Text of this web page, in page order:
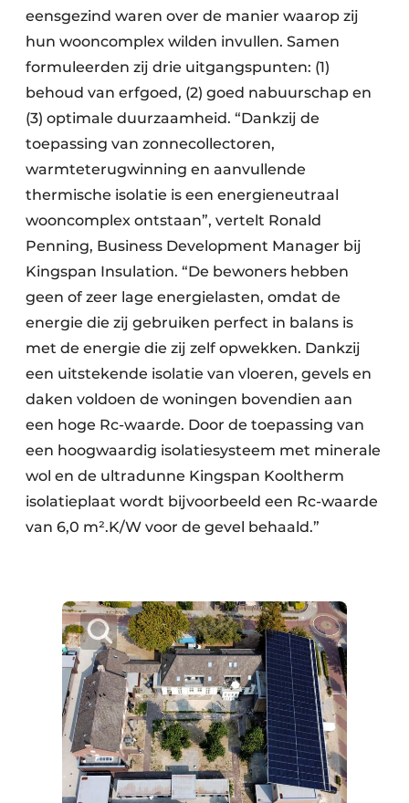
eensgezind waren over de manier waarop zij
hun wooncomplex wilden invullen. Samen
formuleerden zij drie uitgangspunten: (1)
behoud van erfgoed, (2) goed nabuurschap en
(3) optimale duurzaamheid. “Dankzij de
toepassing van zonnecollectoren,
warmteterugwinning en aanvullende
thermische isolatie is een energieneutraal
wooncomplex ontstaan”, vertelt Ronald
Penning, Business Development Manager bij
Kingspan Insulation. “De bewoners hebben
geen of zeer lage energielasten, omdat de
energie die zij gebruiken perfect in balans is
met de energie die zij zelf opwekken. Dankzij
een uitstekende isolatie van vloeren, gevels en
daken voldoen de woningen bovendien aan
een hoge Rc-waarde. Door de toepassing van
een hoogwaardig isolatiesysteem met minerale
wol en de ultradunne Kingspan Kooltherm
isolatieplaat wordt bijvoorbeeld een Rc-waarde
van 6,0 m².K/W voor de gevel behaald.”